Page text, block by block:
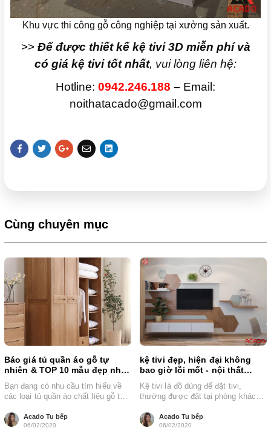
Khu vực thi công gỗ công nghiệp tại xưởng sản xuất.
>>Để được thiết kế kệ tivi 3D miễn phí và
có giá kệ tivi tốt nhất, vui lòng liên hệ:
Hotline: 0942.246.188 – Email:
noithatacado@gmail.com
Cùng chuyên mục
Báo giá tủ quần áo gỗ tự
nhiên & TOP 10 mẫu đẹp nhất
2024
Bạn đang có nhu cầu tìm hiểu về
các loại tủ quần áo chất liệu gỗ tự
Acado Tu bếp
06/02/2020
kệ tivi đẹp, hiện đại không
bao giờ lỗi mốt - nội thất
Acado
Kệ tivi là đồ dùng để đặt tivi,
thường được đặt tại phòng khách
Acado Tu bếp
06/02/2020